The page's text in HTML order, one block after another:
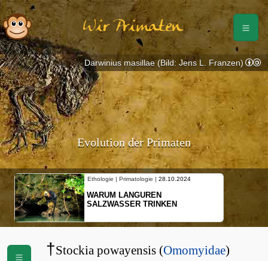
Wir Primaten
Evolution der Primaten
Ethologie | Primatologie | 28.10.2024
WARUM LANGUREN
SALZWASSER TRINKEN
Darwinius masillae (Bild: Jens L. Franzen)
†Stockia powayensis (Omomyidae)